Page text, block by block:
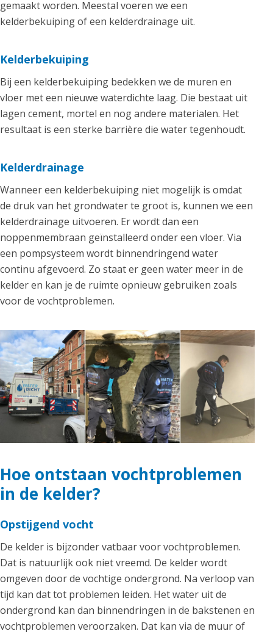
gemaakt worden. Meestal voeren we een
kelderbekuiping of een kelderdrainage uit.
Kelderbekuiping
Bij een kelderbekuiping bedekken we de muren en
vloer met een nieuwe waterdichte laag. Die bestaat uit
lagen cement, mortel en nog andere materialen. Het
resultaat is een sterke barrière die water tegenhoudt.
Kelderdrainage
Wanneer een kelderbekuiping niet mogelijk is omdat
de druk van het grondwater te groot is, kunnen we een
kelderdrainage uitvoeren. Er wordt dan een
noppenmembraan geïnstalleerd onder een vloer. Via
een pompsysteem wordt binnendringend water
continu afgevoerd. Zo staat er geen water meer in de
kelder en kan je de ruimte opnieuw gebruiken zoals
voor de vochtproblemen.
Hoe ontstaan vochtproblemen
in de kelder?
Opstijgend vocht
De kelder is bijzonder vatbaar voor vochtproblemen.
Dat is natuurlijk ook niet vreemd. De kelder wordt
omgeven door de vochtige ondergrond. Na verloop van
tijd kan dat tot problemen leiden. Het water uit de
ondergrond kan dan binnendringen in de bakstenen en
vochtproblemen veroorzaken. Dat kan via de muur of